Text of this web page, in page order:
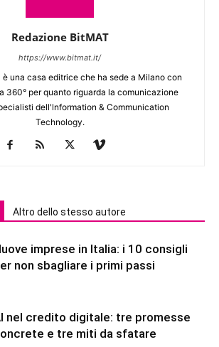
Redazione BitMAT
https://www.bitmat.it/
è una casa editrice che ha sede a Milano con
360° per quanto riguarda la comunicazione
dell'lnformation & Communication
Technology.
Altro dello stesso autore
imprese in Italia: i 10 consigli
non sbagliare i primi passi
nel credito digitale: tre promesse
e tre miti da sfatare